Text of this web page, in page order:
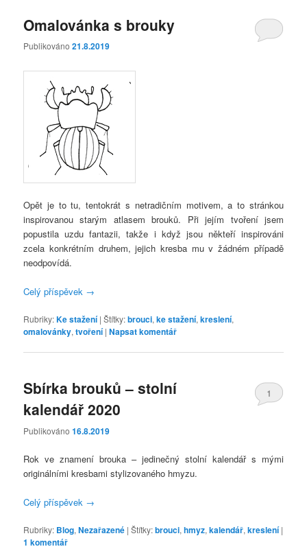
Omalovánka s brouky
Publikováno21.8.2019
Opět je to tu, tentokrát s netradičním motivem, a to stránkou
inspirovanou starým atlasem brouků. Při jejím tvoření jsem
popustila uzdu fantazii, takže i když jsou někteří inspirováni
zcela konkrétním druhem, jejich kresba mu v žádném případě
neodpovídá.
Celý příspěvek →
Rubriky:Ke stažení |Štítky:brouci,ke stažení,kreslení,
omalovánky,tvoření |Napsat komentář
Sbírka brouků – stolní
kalendář 2020
Publikováno16.8.2019
1
Rok ve znamení brouka – jedinečný stolní kalendář s mými
originálními kresbami stylizovaného hmyzu.
Celý příspěvek →
Rubriky: Blog,Nezařazené |Štítky:brouci,hmyz,kalendář,kreslení |
1 komentář